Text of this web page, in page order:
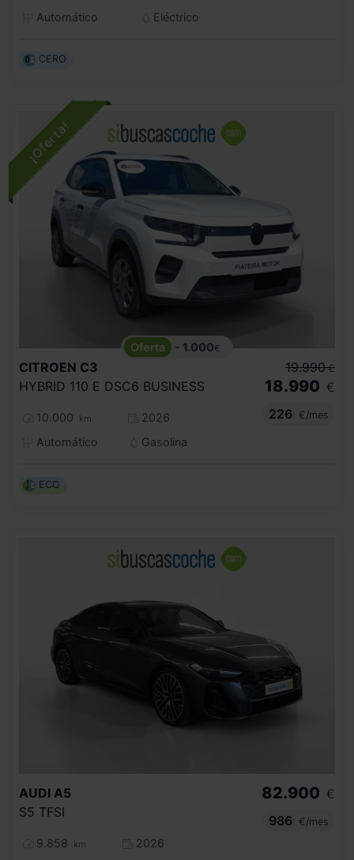
Automático
Eléctrico
CERO
- 1.000€
CITROEN C3
HYBRID 110 E DSC6 BUSINESS
10.000 km
2026
Automático
Gasolina
19.990 €
18.990 €
226
€/mes
ECO
AUDI A5
S5 TFSI
9.858 km 2026
82.900 €
986
€/mes